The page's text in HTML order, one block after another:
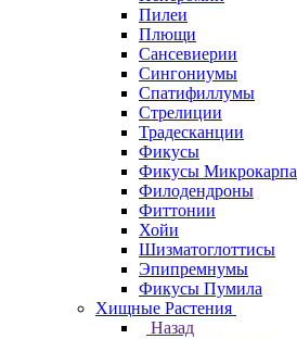
Пилеи
Плющи
Сансевиерии
Сингониумы
Спатифиллумы
Стрелиции
Традесканции
Фикусы
Фикусы Микрокарпа
Филодендроны
Фиттонии
Хойи
Шизматоглоттисы
Эпипремнумы
Фикусы Пумила
Хищные Растения
Назад